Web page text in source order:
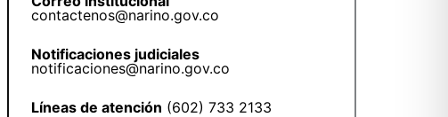
contactenos@narino.gov.co
Notificaciones judiciales
notificaciones@narino.gov.co
Líneas de atención (602) 733 2133